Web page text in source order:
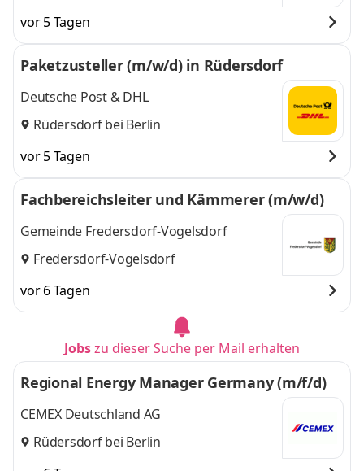
vor 5 Tagen
Paketzusteller (m/w/d) in Rüdersdorf
Deutsche Post & DHL
Rüdersdorf bei Berlin
vor 5 Tagen
Fachbereichsleiter und Kämmerer (m/w/d)
Gemeinde Fredersdorf-Vogelsdorf
Fredersdorf-Vogelsdorf
vor 6 Tagen
Jobszu dieser Suche per Mail erhalten
Regional Energy Manager Germany (m/f/d)
CEMEX Deutschland AG
Rüdersdorf bei Berlin